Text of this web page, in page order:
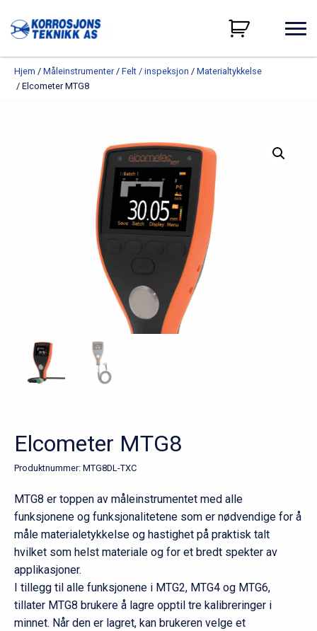
Hjem / Måleinstrumenter/ Felt / inspeksjon / Materialtykkelse
/ Elcometer MTG8
Elcometer MTG8
Produktnummer: MTG8DL-TXC
MTG8 er toppen av måleinstrumentet med alle
funksjonene og funksjonalitetene som er nødvendige for å
måle materialetykkelse og hastighet på praktisk talt
hvilket som helst materiale og for et bredt spekter av
applikasjoner.
I tillegg til alle funksjonene i MTG2, MTG4 og MTG6,
tillater MTG8 brukere å lagre opptil tre kalibreringer i
minnet. Når den er lagret, kan brukeren velge et